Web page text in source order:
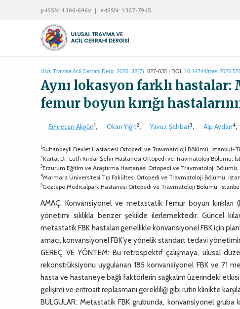
p-ISSN: 1306-696x | e-ISSN: 1307-7945
Ulus Travma Acil Cerrahi Derg. 2026; 32(7): 827-835 | DOI: 10.14744/
Aynı lokasyon farklı
femur boyun kırığı
Emrecan Akgün1, Okan Yiğit2, Yavuz Şahbat3, Alp Aydan4,
1Sultanbeyli Devlet Hastanesi Ortopedi ve Travmatoloji Bölümü, İstanbul-
2Kartal Dr. Lütfi Kırdar Şehir Hastanesi Ortopedi ve Travmatoloji Bölümü,
3Erzurum Eğitim ve Araştırma Hastanesi Ortopedi ve Travmatoloji
4Marmara Üniversitesi Tıp Fakültesi Ortopedi ve Travmatoloji Bölümü,
5Göztepe Medicalpark Hastanesi Ortopedi ve Travmatoloji Bölümü,
AMAÇ: Konvansiyonel ve metastatik femur boyun kırıkları
yönetimi sıklıkla benzer şekilde ilerlemektedir. Güncel
metastatik FBK hastaları genellikle konvansiyonel FBK için
amacı, konvansiyonel FBK’ye yönelik standart tedavi
GEREÇ VE YÖNTEM: Bu retrospektif çalışmaya, ulusal
rekonstrüksiyonu uygulanan 185 konvansiyonel FBK ve 71
hasta ve hastaneye bağlı faktörlerin sağkalım üzerindeki
gelişimi ve eritrosit replasmanı gerekliliği gibi rutin klinikte
BULGULAR: Metastatik FBK grubunda, konvansiyonel gruba